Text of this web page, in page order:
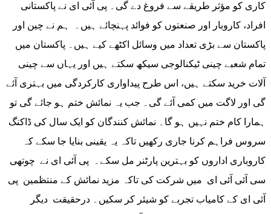
کاری کو مؤثر طریقے سے فروغ دے گی۔ پی آئی ای نے پاکستانی
افراد، کاروبار اور صنعتوں کو فوائد پہنچائے ہیں۔ ہم نے چین اور
پاکستان سے بڑی تعداد میں وسائل اکٹھے کیے ہیں۔ پاکستان میں
تمام شعبے چینی ٹیکنالوجی سیکھ سکتے ہیں اور یہاں سے چینی
آلات خرید سکتے ہیں، اس طرح پیداواری کارکردگی میں بہتری آئے
گی اور لاگت میں کمی آئے گی۔ جب یہ نمائش ختم ہو جائے گی تو
ہمارا کام ختم نہیں ہو گا۔ نمائش کنندگان کو ایک سال کی ڈاکنگ
سروس فراہم کرنا جاری رکھیں تاکہ یہ یقینی بنایا جا سکے کہ
کاروباری اداروں کو بہترین پارٹنر مل سکے۔ پی آئی ای نے چوتھی
سی آئی آئی ای میں شرکت کی تاکہ مزید نمائش کے منتظمین پی
آئی ای کے کامیاب تجربے کو شیئر کر سکیں۔ درحقیقت دیگر